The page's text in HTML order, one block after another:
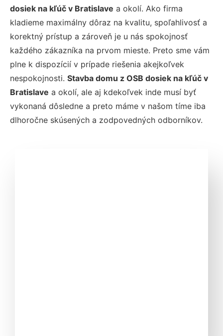
dosiek na kľúč v Bratislave a okolí. Ako firma
kladieme maximálny dôraz na kvalitu, spoľahlivosť a
korektný prístup a zároveň je u nás spokojnosť
každého zákazníka na prvom mieste. Preto sme vám
plne k dispozícií v prípade riešenia akejkoľvek
nespokojnosti. Stavba domu z OSB dosiek na kľúč v
Bratislave a okolí, ale aj kdekoľvek inde musí byť
vykonaná dôsledne a preto máme v našom tíme iba
dlhoročne skúsených a zodpovedných odborníkov.